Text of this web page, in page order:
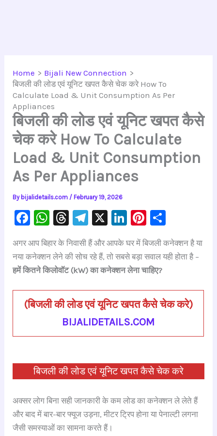
Home
Bijali New Connection
बिजली की लोड एवं यूनिट खपत कैसे चेक करे How To
Calculate Load & Unit Consumption As Per
Appliances
बिजली की लोड एवं यूनिट खपत कैसे
चेक करे How To Calculate
Load & Unit Consumption
As Per Appliances
By bijalidetails.com / February 19, 2026
F
c
e
o
o
W
at
s
p
p
T
e
a
d
s
Te
gr
a
X
Li
k
e
n
Pi
er
e
st
ar
e
अगर आप बिहार के निवासी हैं और आपके घर में बिजली कनेक्शन है या
नया कनेक्शन लेने की सोच रहे हैं, तो सबसे बड़ा सवाल यही होता है –
हमें कितने किलोवॉट (kW) का कनेक्शन लेना चाहिए?
(बिजली की लोड एवं यूनिट खपत कैसे चेक करे)
BIJALIDETAILS.COM
बिजली की लोड एवं यूनिट खपत कैसे चेक करे
अक्सर लोग बिना सही जानकारी के कम लोड का कनेक्शन ले लेते हैं
और बाद में बार-बार फ्यूज उड़ना, मीटर ट्रिप होना या पेनाल्टी लगना
जैसी समस्याओं का सामना करते हैं।